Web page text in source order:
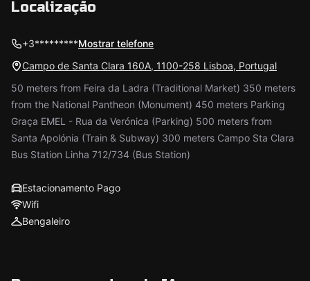
Localização
+3*********Mostrar telefone
Campo de Santa Clara 160A, 1100-258 Lisboa, Portugal
50 meters from Feira da Ladra (Traditional Market) 350 meters
from the National Pantheon (Monument) 450 meters Parking
Graça EMEL - Rua da Verónica (Parking) 500 meters from
Santa Apolónia (Train & Subway) 300 meters Campo Sta Clara
Bus Station Linha 712/734 (Bus Station)
Estacionamento Pago
Wifi
Bengaleiro